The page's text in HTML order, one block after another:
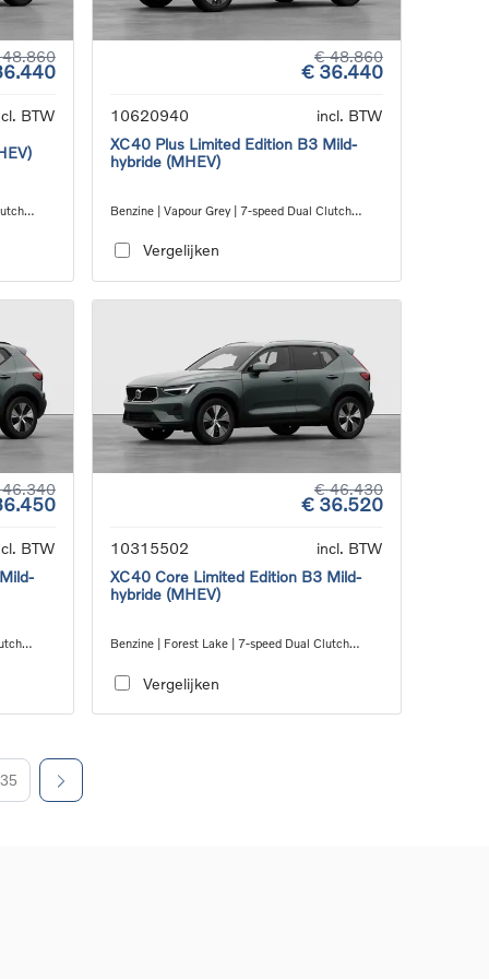
BTW
€ 48.860
€ 36.440
10620940
incl. BTW
XC40 Plus Limited Edition B3 Mild-
hybride (MHEV)
Benzine | Vapour Grey | 7-speed Dual Clutch
Vergelijken
BTW
€ 46.430
€ 36.520
10315502
incl. BTW
XC40 Core Limited Edition B3 Mild-
hybride (MHEV)
Benzine | Forest Lake | 7-speed Dual Clutch
Vergelijken
35